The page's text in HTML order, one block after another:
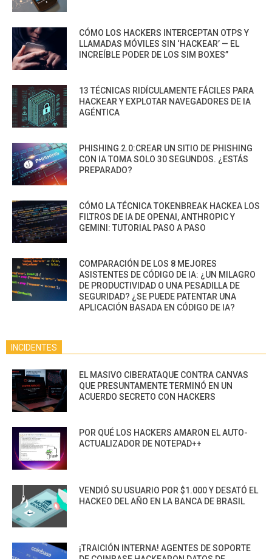
CÓMO LOS HACKERS INTERCEPTAN OTPS Y
LLAMADAS MÓVILES SIN ‘HACKEAR’ — EL
INCREÍBLE PODER DE LOS SIM BOXES”
13 TÉCNICAS RIDÍCULAMENTE FÁCILES PARA
HACKEAR Y EXPLOTAR NAVEGADORES DE IA
AGÉNTICA
PHISHING 2.0:CREAR UN SITIO DE PHISHING
CON IA TOMA SOLO 30 SEGUNDOS. ¿ESTÁS
PREPARADO?
CÓMO LA TÉCNICA TOKENBREAK HACKEA LOS
FILTROS DE IA DE OPENAI, ANTHROPIC Y
GEMINI: TUTORIAL PASO A PASO
COMPARACIÓN DE LOS 8 MEJORES
ASISTENTES DE CÓDIGO DE IA: ¿UN MILAGRO
DE PRODUCTIVIDAD O UNA PESADILLA DE
SEGURIDAD? ¿SE PUEDE PATENTAR UNA
APLICACIÓN BASADA EN CÓDIGO DE IA?
INCIDENTES
EL MASIVO CIBERATAQUE CONTRA CANVAS
QUE PRESUNTAMENTE TERMINÓ EN UN
ACUERDO SECRETO CON HACKERS
POR QUÉ LOS HACKERS AMARON EL AUTO-
ACTUALIZADOR DE NOTEPAD++
VENDIÓ SU USUARIO POR $1.000 Y DESATÓ EL
HACKEO DEL AÑO EN LA BANCA DE BRASIL
¡TRAICIÓN INTERNA! AGENTES DE SOPORTE